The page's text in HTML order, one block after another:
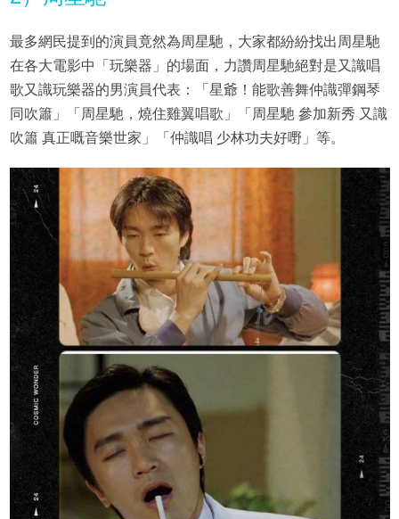
最多網民提到的演員竟然為周星馳，大家都紛紛找出周星馳
在各大電影中「玩樂器」的場面，力讚周星馳絕對是又識唱
歌又識玩樂器的男演員代表：「星爺！能歌善舞仲識彈鋼琴
同吹簫」「周星馳，燒住雞翼唱歌」「周星馳 參加新秀 又識
吹簫 真正嘅音樂世家」「仲識唱 少林功夫好嘢」等。